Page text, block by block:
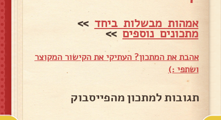
אמהות מבשלות ביחד >>
מתכונים נוספים>>
אהבת את המתכון? העתיקי את הקישור המקוצר
ושתפי :)
תגובות למתכון מהפייסבוק